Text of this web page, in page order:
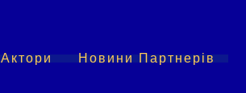
Актори Новини Партнерів